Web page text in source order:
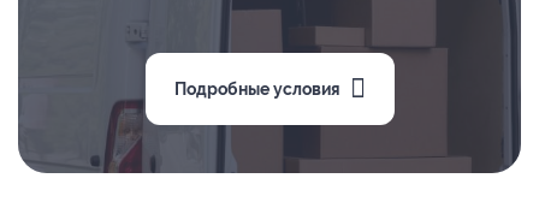
Подробные условия